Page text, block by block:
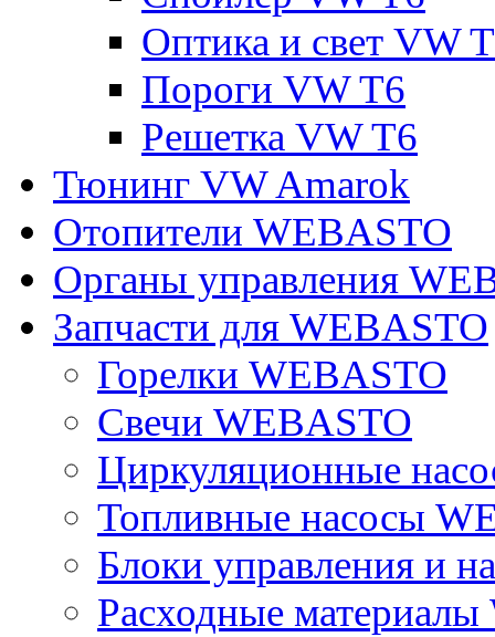
Оптика и свет VW
Пороги VW T6
Решетка VW T6
Тюнинг VW Amarok
Отопители WEBASTO
Органы управления
Запчасти для WEBASTO
Горелки WEBASTO
Свечи WEBASTO
Циркуляционные
Топливные насосы
Блоки управления и
Расходные